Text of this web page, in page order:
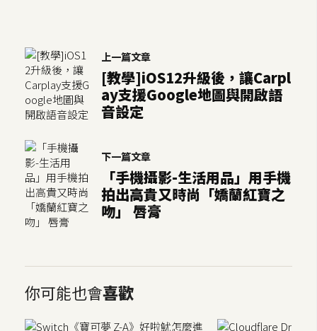
上一篇文章
[教學]iOS12升級後，讓Carpl
ay支援Google地圖與開啟語
音設定
下一篇文章
「手機攝影-生活用品」用手機
拍出高貴又時尚「嬌蘭紅寶之
吻」 唇膏
你可能也會喜歡